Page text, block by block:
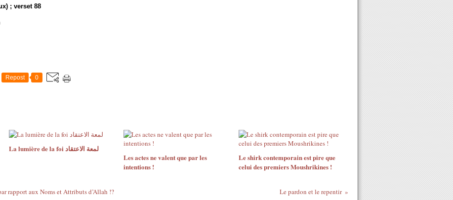
; verset 88
Repost 0
La lumière de la foi لمعة الاعتقاد
Les actes ne valent que par les
intentions !
Le shirk contemporain est pire que
celui des premiers Moushrikines !
rapport aux Noms et Attributs d’Allah !? Le pardon et le repentir